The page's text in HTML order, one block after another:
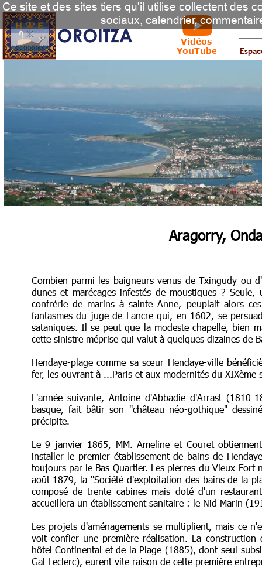
Vidéos
YouTube
Aragorry,
Combien parmi les baigneurs venus de Txingudy ou
dunes et marécages infestés de moustiques ?
confrérie de marins à sainte Anne, peuplait alors
fantasmes du juge de Lancre qui, en 1602, se
sataniques. Il se peut que la modeste chapelle, bien
cette sinistre méprise qui valut à quelques dizaines de
Hendaye-plage comme sa sœur Hendaye-ville
fer, les ouvrant à ...Paris et aux modernités du XIXème
L'année suivante, Antoine d'Abbadie d'Arrast
basque, fait bâtir son "château néo-gothique"
précipite.
Le 9 janvier 1865, MM. Ameline et Couret
installer le premier établissement de bains de
toujours par le Bas-Quartier. Les pierres du Vieux-
août 1879, la "Société d'exploitation des bains de la
composé de trente cabines mais doté d'un
accueillera un établissement sanitaire : le Nid Marin
Les projets d'aménagements se multiplient, mais ce
voit confier une première réalisation. La
hôtel Continental et de la Plage (1885), dont seul
Gal Leclerc), eurent vite raison de cette première
Ce site et des sites tiers qu'il utilise collectent des
sociaux, calendrier,